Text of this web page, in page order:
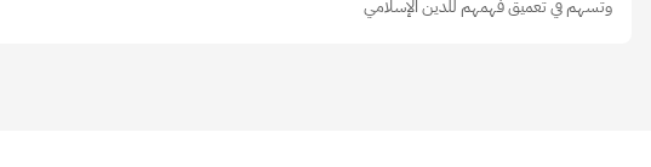
وتسهم في تعميق فهمهم للدين الإسلامي